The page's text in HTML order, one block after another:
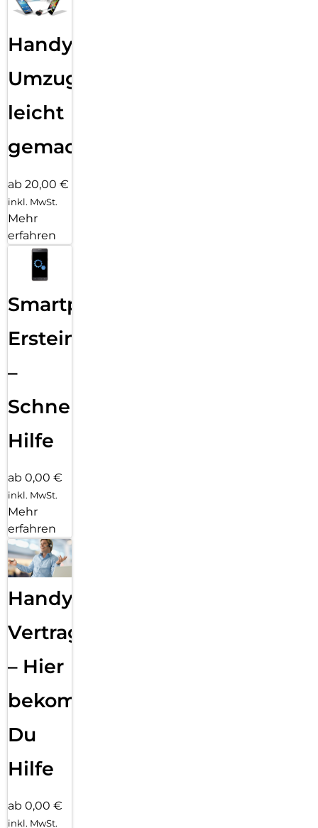
Handy
Umzug
leicht
gemacht!
ab 20,00 €
inkl. MwSt.
Mehr
erfahren
Smartphone
Ersteinrichtung
–
Schnelle
Hilfe
ab 0,00 €
inkl. MwSt.
Mehr
erfahren
Handy
Vertragsabwicklung
– Hier
bekommst
Du
Hilfe
ab 0,00 €
inkl. MwSt.